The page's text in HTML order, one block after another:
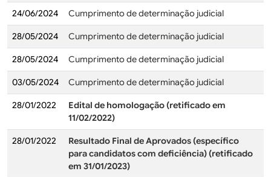
24/06/2024 Cumprimento de determinação judicial
28/05/2024 Cumprimento de determinação judicial
28/05/2024 Cumprimento de determinação judicial
03/05/2024 Cumprimento de determinação judicial
28/01/2022
Edital de homologação (retificado em
11/02/2022)
28/01/2022
Resultado Final de Aprovados (específico
para candidatos com deficiência)(retificado
em 31/01/2023)